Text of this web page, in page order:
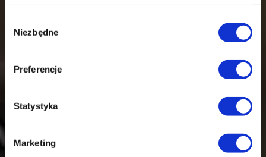
zgody
Niezbędne
Preferencje
Statystyka
Marketing
Centrum Nauki i Techniki EC1
Niezależnie od wieku, zainteresowań, wykształcenia